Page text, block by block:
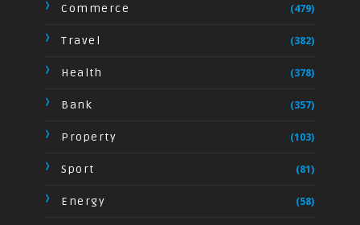
Commerce (479)
Travel (382)
Health (378)
Bank (357)
Property (103)
Sport (81)
Energy (58)